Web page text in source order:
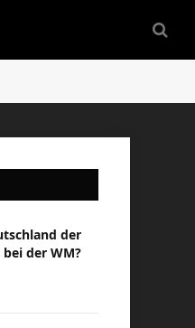
der
bei der WM?